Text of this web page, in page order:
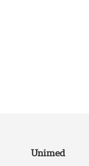
Unimed